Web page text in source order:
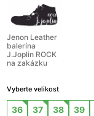
Jenon Leather
balerína
J.Joplin ROCK
na zakázku
Vyberte velikost
36 37 38 39